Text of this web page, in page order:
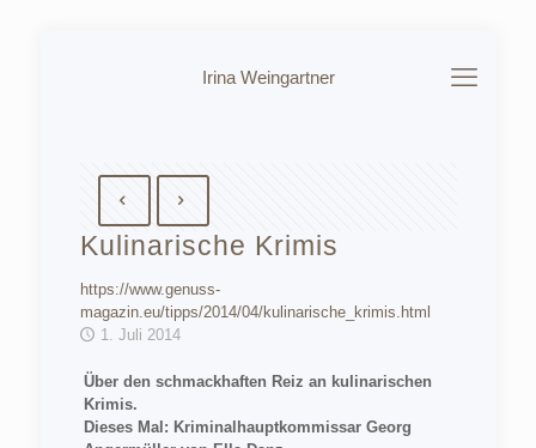
Irina Weingartner
Kulinarische Krimis
https://www.genuss-
magazin.eu/tipps/2014/04/kulinarische_krimis.html
1. Juli 2014
Über den schmackhaften Reiz an kulinarischen
Krimis.
Dieses Mal: Kriminalhauptkommissar Georg